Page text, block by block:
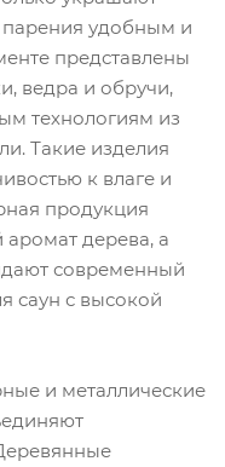
парения удобным и
представлены
ведра и обручи,
технологиям из
Такие изделия
к влаге и
продукция
аромат дерева, а
современный
саун с высокой
и металлические